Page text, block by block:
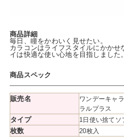
商品詳細
毎日、瞳をかわいく見せたい。
カラコンはライフスタイルにかかせ
イは快適な使い心地を目指しました。
商品スペック
販売名
ワンデーキャ
ラルプラス
タイプ 1日使い捨てソ
枚数 20枚入